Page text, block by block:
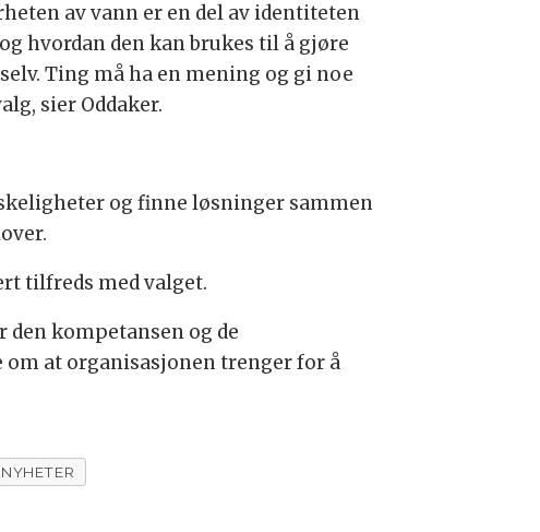
av vann er en del av identiteten
hvordan den kan brukes til å gjøre
Ting må ha en mening og gi noe
sier Oddaker.
og finne løsninger sammen
tilfreds med valget.
den kompetansen og de
at organisasjonen trenger for å
NYHETER